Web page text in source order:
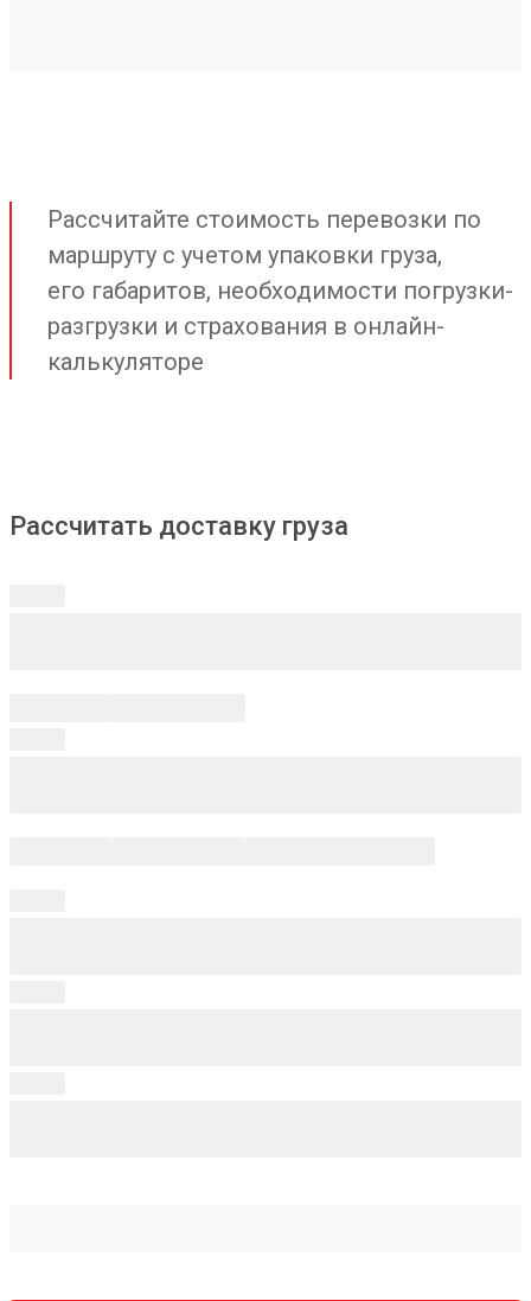
Рассчитайте стоимость перевозки по
маршруту с учетом упаковки груза,
его габаритов, необходимости погрузки-
разгрузки и страхования в онлайн-
калькуляторе
Рассчитать доставку груза